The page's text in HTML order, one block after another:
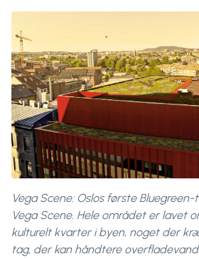
Vega Scene: Oslos første
Vega Scene. Hele området er lavet
kulturelt kvarter i byen, noget der
tag, der kan håndtere